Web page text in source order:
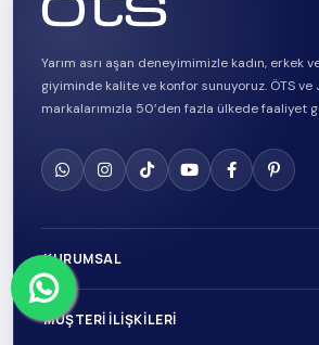
Yarım asrı aşan deneyimimizle kadın, erkek
giyiminde kalite ve konfor sunuyoruz. ÖTS ve
markalarımızla 50’den fazla ülkede faaliyet
KURUMSAL
MÜŞTERI İLIŞKILERI